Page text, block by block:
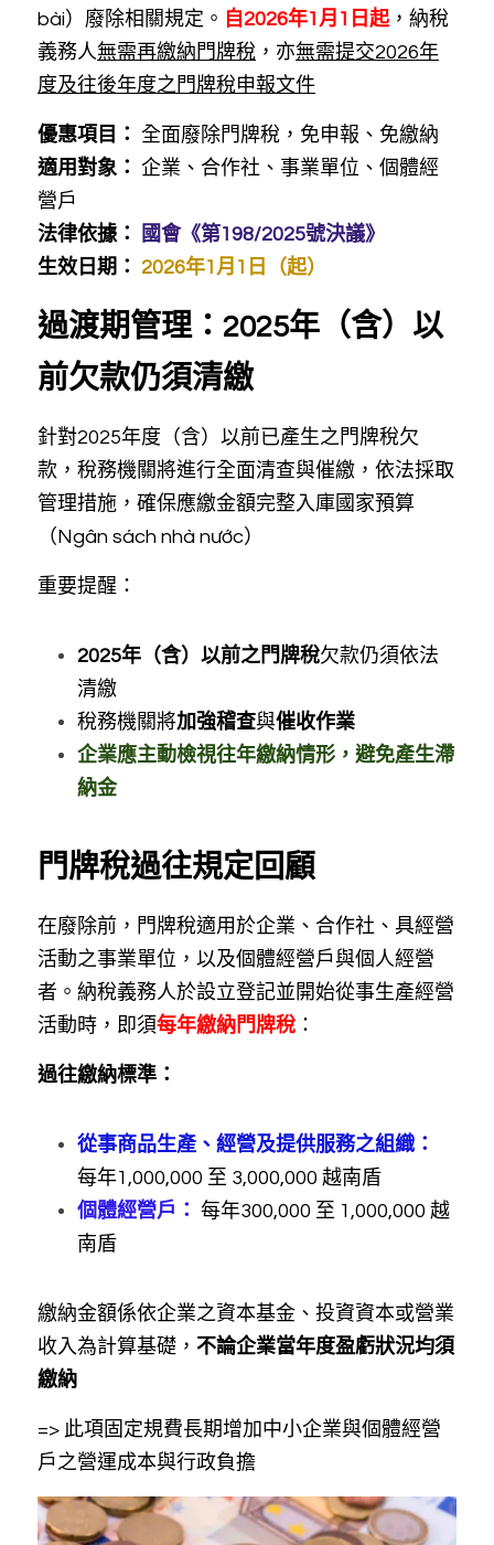
bài）廢除相關規定。 自2026年1月1日起，納稅
義務人無需再繳納門牌稅 ，亦無需提交2026年
度及往後年度之門牌稅申報文件
優惠項目： 全面廢除門牌稅，免申報、免繳納
適用對象： 企業、合作社、事業單位、個體經
營戶
法律依據：
國會《第198/2025號決議》
生效日期： 2026年1月1日（起）
過渡期管理：2025年（含）以
前欠款仍須清繳
針對2025年度（含）以前已產生之門牌稅欠
款，稅務機關將進行全面清查與催繳，依法採取
管理措施，確保應繳金額完整入庫國家預算
（Ngân sách nhà nước）
重要提醒：
2025年（含）以前之門牌稅欠款仍須依法
清繳
稅務機關將加強稽查與催收作業
企業應主動檢視往年繳納情形，避免產生滯
納金
門牌稅過往規定回顧
在廢除前，門牌稅適用於企業、合作社、具經營
活動之事業單位，以及個體經營戶與個人經營
者。納稅義務人於設立登記並開始從事生產經營
活動時，即須每年繳納門牌稅 ：
過往繳納標準：
每年1,000,000 至 3,000,000 越南盾
個體經營戶： 每年300,000 至 1,000,000 越
南盾
繳納金額係依企業之資本基金、投資資本或營業
收入為計算基礎， 不論企業當年度盈虧狀況均須
繳納
=> 此項固定規費長期增加中小企業與個體經營
戶之營運成本與行政負擔